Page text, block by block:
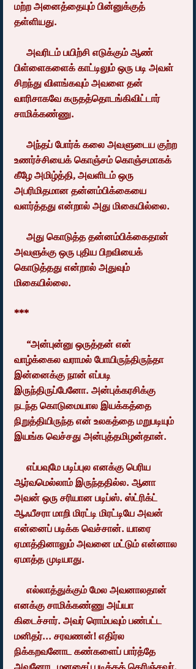
மற்ற அனைத்தையும் பின்னுக்குத்
தள்ளியது.
பிள்ளைகளைக் காட்டிலும் ஒரு படி அவள்
சிறந்து விளங்கவும் அவளை தன்
வாரிசாகவே கருதத்தொடங்கிவிட்டார்
சாமிக்கண்ணு.
உணர்ச்சியைக் கொஞ்சம் கொஞ்சமாகக்
கீழே அமிழ்த்தி, அவளிடம் ஒரு
அபரிமிதமான தன்னம்பிக்கையை
வளர்த்தது என்றால் அது மிகையில்லை.
அவளுக்கு ஒரு புதிய பிறவியைக்
கொடுத்தது என்றால் அதுவும்
மிகையில்லை.
***
வாழ்க்கைல வராமல் போயிருந்திருந்தா
இன்னைக்கு நான் எப்படி
இருந்திருப்பேனோ. அன்புக்கரசிக்கு
நடந்த கொடுமையால இயக்கத்தை
நிறுத்தியிருந்த என் உலகத்தை மறுபடியும்
இயங்க வெச்சது அன்புத்தமிழன்தான்.
ஆர்வமெல்லாம் இருந்ததில்ல. ஆனா
அவன் ஒரு சரியான படிப்ஸ். ஸ்ட்ரிக்ட்
ஆஃபீசரா மாறி மிரட்டி மிரட்டியே அவன்
என்னைப் படிக்க வெச்சான். யாரை
ஏமாத்தினாலும் அவனை மட்டும் என்னால
ஏமாத்த முடியாது.
எனக்கு சாமிக்கண்ணு அய்யா
கிடைச்சார். அவர் ரொம்பவும் பண்பட்ட
மனிதர்... சரவணன்! எதிர்ல
நிக்கறவனோட கண்களைப் பார்த்தே